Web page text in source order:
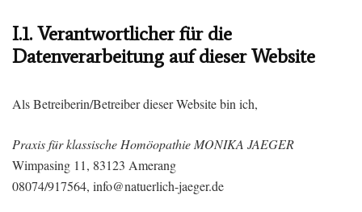
I.1. Verantwortlicher für die
Datenverarbeitung auf dieser Website
Als Betreiberin/Betreiber dieser Website bin ich,
Praxis für klassische Homöopathie MONIKA JAEGER
Wimpasing 11, 83123 Amerang
08074/917564, info@natuerlich-jaeger.de